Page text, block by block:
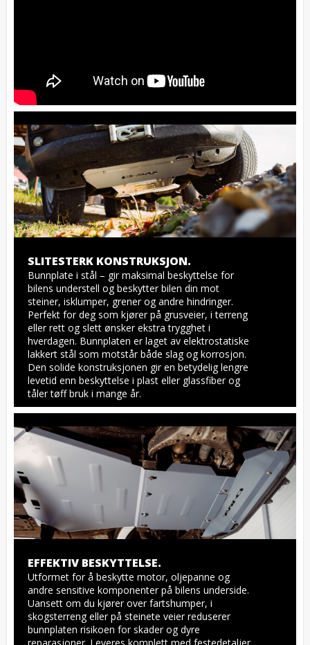
SLITESTERK KONSTRUKSJON.
Bunnplate i stål – gir maksimal beskyttelse for
bilens understell og beskytter bilen din mot
steiner, isklumper, grener og andre hindringer.
Perfekt for deg som kjører på grusveier, i terreng
eller rett og slett ønsker ekstra trygghet i
hverdagen. Bunnplaten er laget av elektrostatiske
lakkert stål som motstår både slag og korrosjon.
Den solide konstruksjonen gir en betydelig lengre
levetid enn beskyttelse i plast eller glassfiber og
tåler tøff bruk i mange år.
EFFEKTIV BESKYTTELSE.
Utformet for å beskytte motor, oljepanne og
andre sensitive komponenter på bilens underside.
Uansett om du kjører over fartshumper, i
skogsterreng eller på steinete veier reduserer
bunnplaten risikoen for skader og dyre